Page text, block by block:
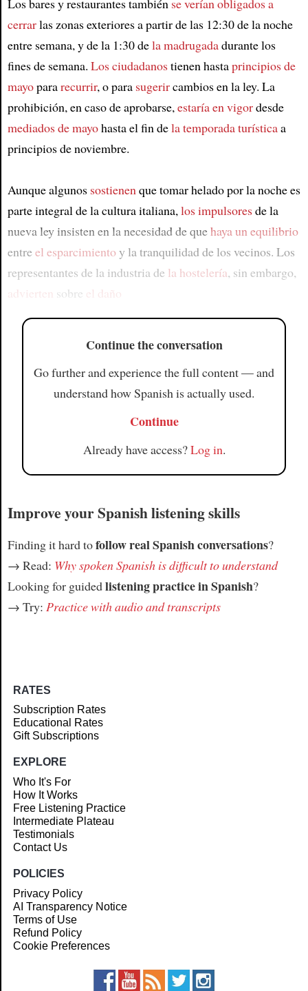
Article
cerrarlas zonas exteriores a partir de las 12:30 de la noche
entre semana, y de la 1:30 dela madrugadadurante los
fines de semana. Los ciudadanostienen hastaprincipios de
mayopararecurrir, o para sugerircambios en la ley. La
prohibición, en caso de aprobarse, estaría en vigordesde
mediados de mayohasta el fin dela temporada turísticaa
principios de noviembre.
Aunque algunos sostienen que tomar helado por la noche es
parte integral de la cultura italiana, los impulsoresde la
nueva ley insisten en la necesidad de quehaya un equilibrio
entreel esparcimientoy la tranquilidad de los vecinos. Los
representantes de la industria de la hostelería, sin embargo,
advierten sobre el daño
Continue the conversation
Go further and experience the full content — and
understand how Spanish is actually used.
Continue
Already have access?Log in.
Improve your Spanish listening skills
Finding it hard tofollow real Spanish conversations?
→ Read: Why spoken Spanish is difficult to understand
Looking for guidedlistening practice in Spanish?
→ Try: Practice with audio and transcripts
RATES
Subscription Rates
Educational Rates
Gift Subscriptions
EXPLORE
Who It's For
How It Works
Free Listening Practice
Intermediate Plateau
Testimonials
Contact Us
POLICIES
Privacy Policy
AI Transparency Notice
Terms of Use
Refund Policy
Cookie Preferences